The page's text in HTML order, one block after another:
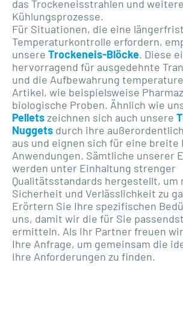
das Trockeneisstrahlen und weitere
Kühlungsprozesse.
Für Situationen, die eine
Temperaturkontrolle erfordern,
unsere Trockeneis-Blöcke. Diese
hervorragend für ausgedehnte
und die Aufbewahrung
Artikel, wie beispielsweise
biologische Proben. Ähnlich wie
Pelletszeichnen sich auch unsere
Nuggets durch ihre
aus und eignen sich für eine breite
Anwendungen. Sämtliche unserer
werden unter Einhaltung strenger
Qualitätsstandards hergestellt, um
Sicherheit und Verlässlichkeit zu
Erörtern Sie Ihre spezifischen
uns, damit wir die für Sie
ermitteln. Als Ihr Partner freuen
Ihre Anfrage, um gemeinsam die
Ihre Anforderungen zu finden.